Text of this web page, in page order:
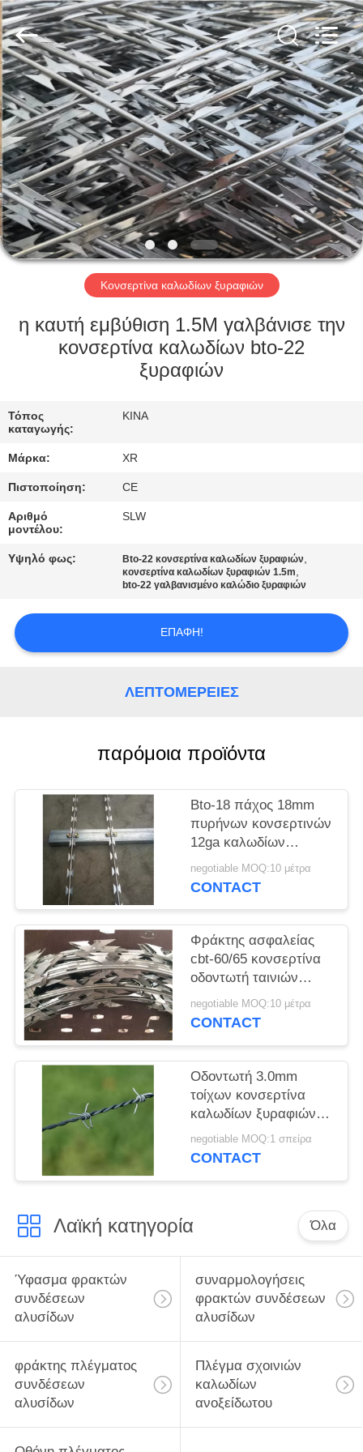
ΣΠΊΤΙ
ΠΡΟΪΌΝΤΑ
ΠΕΡΊΠΟΥ
ΕΜΕΊΣ
ΓΎΡΟΣ
ΕΡΓΟΣΤΑΣΊΩΝ
ΠΟΙΟΤΙΚΌΣ
ΜΑΣ
ΕΛΆΤΕ
ΕΠΑΦΉ
ΜΕ
ΑΠΌΣΠΑΣΜΑ
PING
XI
RUN
METAL
MESH
CO.,LTD.
All
Rights
Reserved.
Κονσερτίνα καλωδίων ξυραφιών
η καυτή εμβύθιση 1.5M γαλβάνισε την
κονσερτίνα καλωδίων bto-22
ξυραφιών
Τόπος
καταγωγής:
ΚΙΝΑ
Μάρκα: XR
Πιστοποίηση: CE
Αριθμό
μοντέλου:
SLW
Υψηλό φως: Bto-22 κονσερτίνα καλωδίων ξυραφιών,
κονσερτίνα καλωδίων ξυραφιών 1.5m,
bto-22 γαλβανισμένο καλώδιο ξυραφιών
ΕΠΑΦΉ!
ΛΕΠΤΟΜΈΡΕΙΕΣ
παρόμοια προϊόντα
Bto-18 πάχος 18mm
πυρήνων κονσερτινών
12ga καλωδίων
ξυραφιών Barb μήκος
negotiable MOQ:10 μέτρα
CONTACT
Φράκτης ασφαλείας
cbt-60/65 κονσερτίνα
οδοντωτή ταινιών
διάμετρος 700mm
σπειρών καλωδίων
negotiable MOQ:10 μέτρα
CONTACT
Οδοντωτή 3.0mm
τοίχων κονσερτίνα
καλωδίων ξυραφιών
πάχους φρακτών που
γαλβανίζεται/αλουμίνιο
negotiable MOQ:1 σπείρα
CONTACT
Λαϊκή κατηγορία Όλα
Ύφασμα φρακτών
συνδέσεων
αλυσίδων
συναρμολογήσεις
φρακτών συνδέσεων
αλυσίδων
φράκτης πλέγματος
συνδέσεων
αλυσίδων
Πλέγμα σχοινιών
καλωδίων
ανοξείδωτου